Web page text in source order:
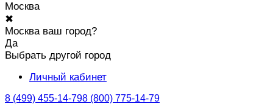
Москва
✖
Москва ваш город?
Да
Выбрать другой город
Личный кабинет
8 (499) 455-14-798 (800) 775-14-79